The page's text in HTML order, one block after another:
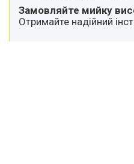
Замовляйте мийку
Отримайте надійний